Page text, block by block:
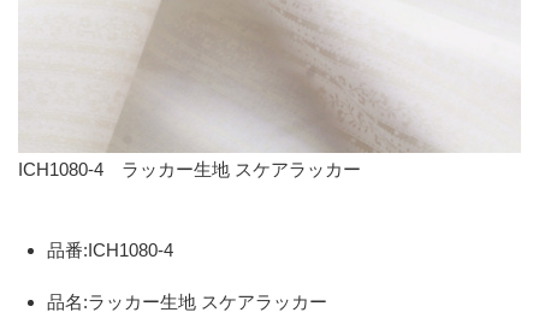
ICH1080-4 ラッカー生地 スケアラッカー
品番:ICH1080-4
品名:ラッカー生地 スケアラッカー